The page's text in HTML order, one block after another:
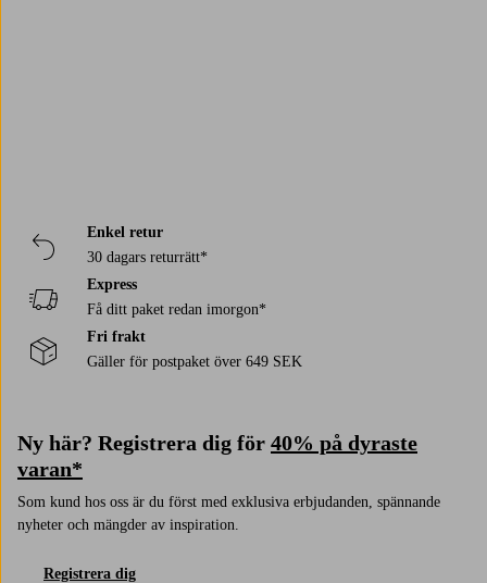
Enkel retur
30 dagars returrätt*
Express
Få ditt paket redan imorgon*
Fri frakt
Gäller för postpaket över 649 SEK
Ny här? Registrera dig för 40% på dyraste
varan*
Som kund hos oss är du först med exklusiva erbjudanden, spännande
nyheter och mängder av inspiration.
Registrera dig